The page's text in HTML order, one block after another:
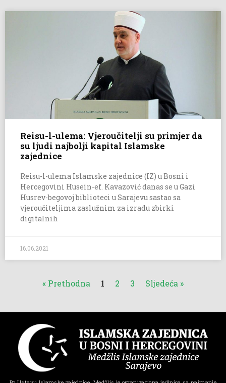
Reisu-l-ulema: Vjeroučitelji su primjer da
su ljudi najbolji kapital Islamske
zajednice
Reisu-l-ulema Islamske zajednice (IZ) u Bosni i
Hercegovini Husein-ef. Kavazović danas se u Gazi
Husrev-begovoj biblioteci u Sarajevu sastao sa
vjeroučiteljima zaslužnim za izradu zbirki
digitalnih
16.06.2021
« Prethodna 1 2 3 Sljedeća »